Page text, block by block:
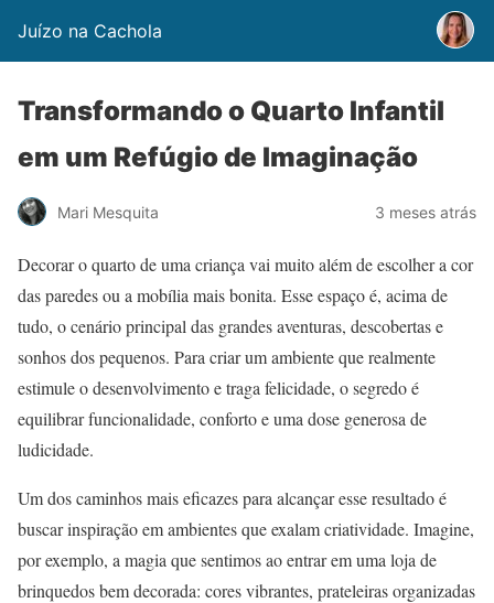
Juízo na Cachola
Transformando o Quarto Infantil
em um Refúgio de Imaginação
Mari Mesquita 3 meses atrás
Decorar o quarto de uma criança vai muito além de escolher a cor
das paredes ou a mobília mais bonita. Esse espaço é, acima de
tudo, o cenário principal das grandes aventuras, descobertas e
sonhos dos pequenos. Para criar um ambiente que realmente
estimule o desenvolvimento e traga felicidade, o segredo é
equilibrar funcionalidade, conforto e uma dose generosa de
ludicidade.
Um dos caminhos mais eficazes para alcançar esse resultado é
buscar inspiração em ambientes que exalam criatividade. Imagine,
por exemplo, a magia que sentimos ao entrar em uma loja de
brinquedos bem decorada: cores vibrantes, prateleiras organizadas